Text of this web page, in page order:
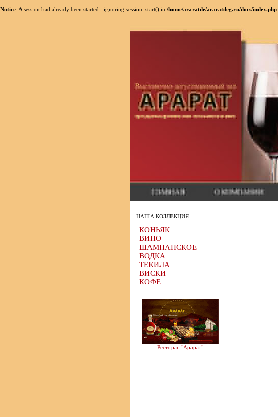
Notice: A session had already been started - ignoring session_start() in /home/araratde/araratdeg.ru/docs/index.php
НАША КОЛЛЕКЦИЯ
КОНЬЯК
ВИНО
ШАМПАНСКОЕ
ВОДКА
ТЕКИЛА
ВИСКИ
КОФЕ
Ресторан "Арарат"